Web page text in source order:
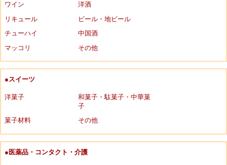
ワイン
洋酒
リキュール
ビール・地ビール
チューハイ
中国酒
マッコリ
その他
●スイーツ
洋菓子
和菓子・駄菓子・中華菓
子
菓子材料
その他
●医薬品・コンタクト・介護